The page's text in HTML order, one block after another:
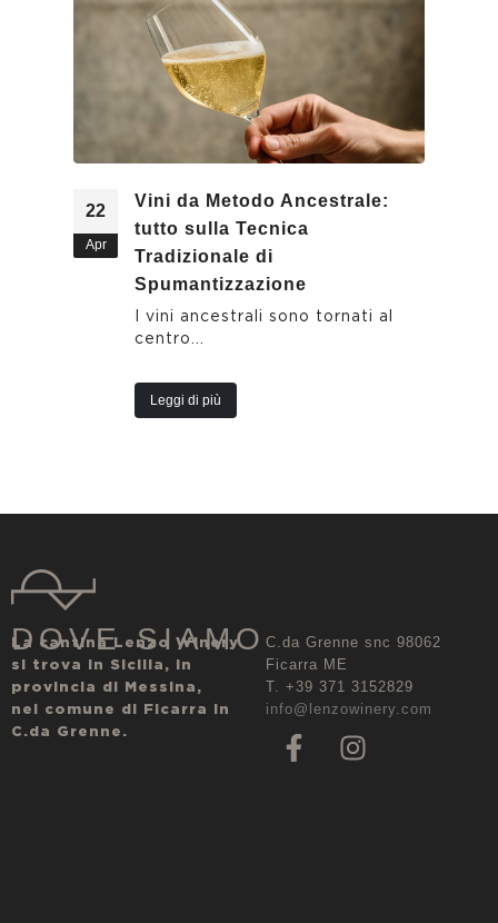
22
Apr
Vini da Metodo Ancestrale:
tutto sulla Tecnica
Tradizionale di
Spumantizzazione
I vini ancestrali sono tornati al
centro...
Leggi di più
DOVE SIAMO
La cantina Lenzo Winery
si trova in Sicilia, in
provincia di Messina,
nel comune di Ficarra in
C.da Grenne.
C.da Grenne snc 98062
Ficarra ME
T. +39 371 3152829
info@lenzowinery.com